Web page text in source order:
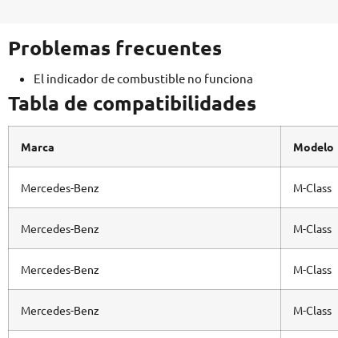
Problemas frecuentes
El indicador de combustible no funciona
Tabla de compatibilidades
Marca Modelo
Mercedes-Benz M-Class
Mercedes-Benz M-Class
Mercedes-Benz M-Class
Mercedes-Benz M-Class